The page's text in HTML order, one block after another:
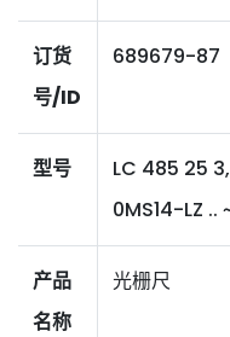
订货
号/ID
689679-87
型号
LC 485 25
0MS14-LZ ..
产品
名称
光栅尺